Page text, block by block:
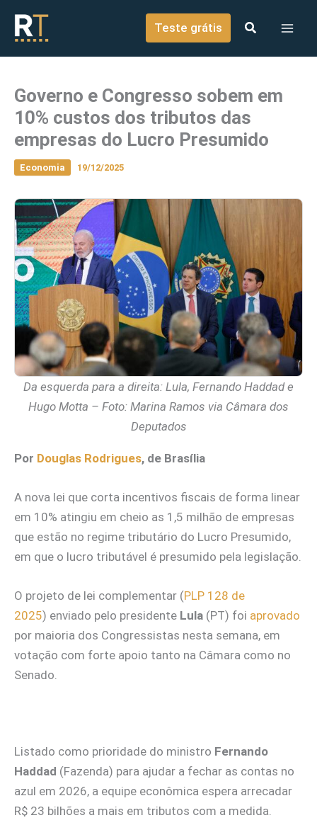
conteúdo
Teste grátis
Governo e Congresso sobem em
10% custos dos tributos das
empresas do Lucro Presumido
Economia 19/12/2025
Da esquerda para a direita: Lula, Fernando Haddad e
Hugo Motta – Foto: Marina Ramos via Câmara dos
Deputados
Por Douglas Rodrigues, de Brasília
A nova lei que corta incentivos fiscais de forma linear
em 10% atingiu em cheio as 1,5 milhão de empresas
que estão no regime tributário do Lucro Presumido,
em que o lucro tributável é presumido pela legislação.
O projeto de lei complementar (PLP 128 de
2025) enviado pelo presidente Lula (PT) foi aprovado
por maioria dos Congressistas nesta semana, em
votação com forte apoio tanto na Câmara como no
Senado.
Listado como prioridade do ministro Fernando
Haddad (Fazenda) para ajudar a fechar as contas no
azul em 2026, a equipe econômica espera arrecadar
R$ 23 bilhões a mais em tributos com a medida.